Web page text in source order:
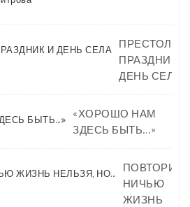
ПРАЗДНИК И
ДЕНЬ СЕЛА
«ХОРОШО НАМ
ЗДЕСЬ БЫТЬ…»
ПОВТОРИТЬ
НИЧЬЮ
ЖИЗНЬ